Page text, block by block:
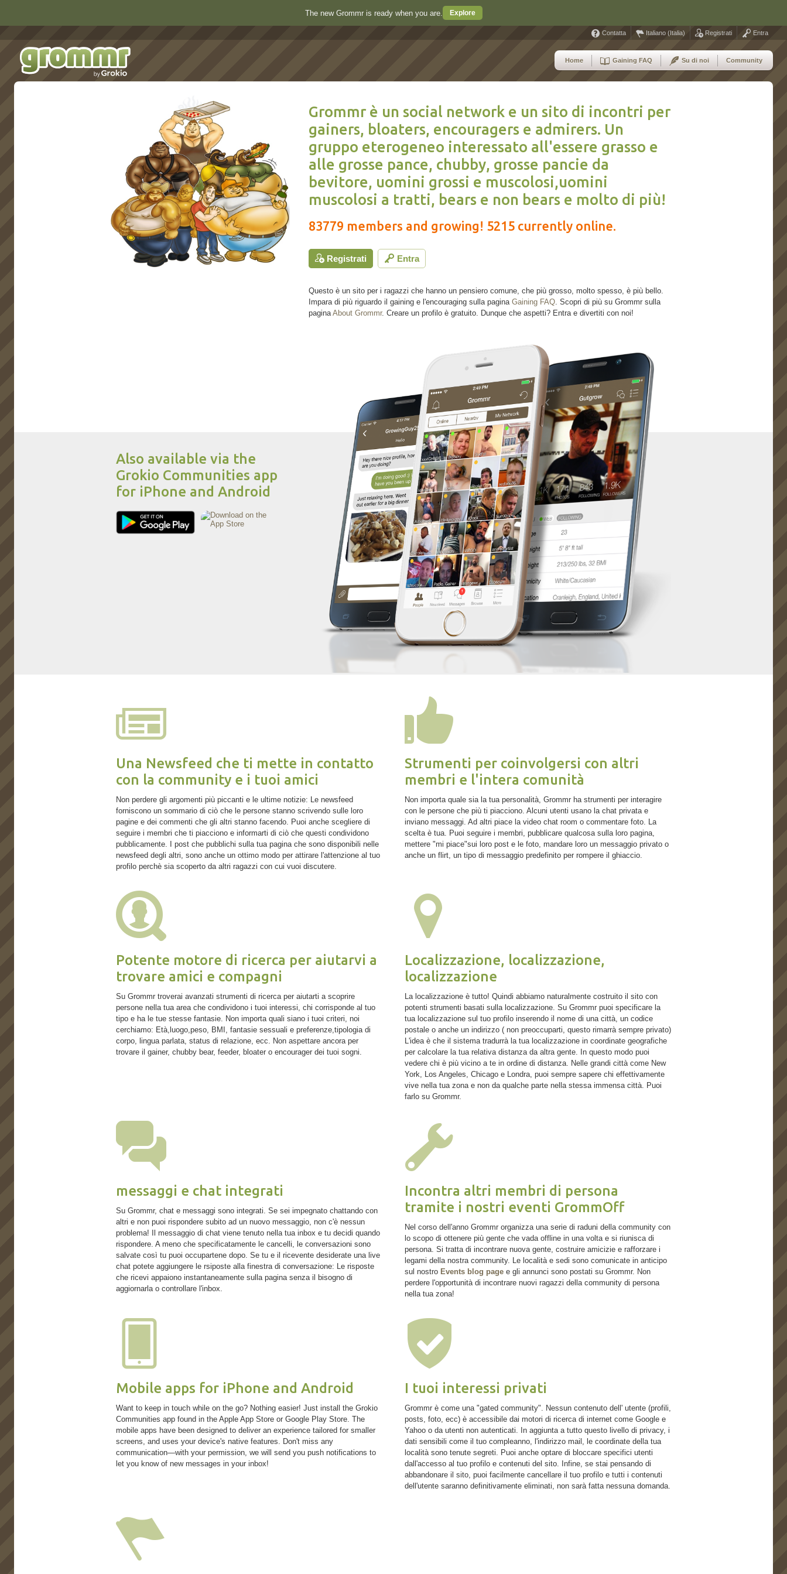
The new Grommr is ready when you are. Explore
Contatta Italiano (Italia) Registrati Entra
Home Gaining FAQ Su di noi Community
Grommr è un social network e un sito di incontri per
gainers, bloaters, encouragers e admirers. Un
gruppo eterogeneo interessato all'essere grasso e
alle grosse pance, chubby, grosse pancie da
bevitore, uomini grossi e muscolosi,uomini
muscolosi a tratti, bears e non bears e molto di più!
83779 members and growing! 5215 currently online.
Registrati Entra
Questo è un sito per i ragazzi che hanno un pensiero comune, che più grosso, molto spesso, è più bello.
Impara di più riguardo il gaining e l'encouraging sulla pagina Gaining FAQ. Scopri di più su Grommr sulla
paginaAbout Grommr. Creare un profilo è gratuito. Dunque che aspetti? Entra e divertiti con noi!
Also available via the
Grokio Communities app
for iPhone and Android
Una Newsfeed che ti mette in contatto
con la community e i tuoi amici
Non perdere gli argomenti più piccanti e le ultime notizie: Le newsfeed
forniscono un sommario di ciò che le persone stanno scrivendo sulle loro
pagine e dei commenti che gli altri stanno facendo. Puoi anche scegliere di
seguire i membri che ti piacciono e informarti di ciò che questi condividono
pubblicamente. I post che pubblichi sulla tua pagina che sono disponibili nelle
newsfeed degli altri, sono anche un ottimo modo per attirare l'attenzione al tuo
profilo perchè sia scoperto da altri ragazzi con cui vuoi discutere.
Strumenti per coinvolgersi con altri
membri e l'intera comunità
Non importa quale sia la tua personalità, Grommr ha strumenti per interagire
con le persone che più ti piacciono. Alcuni utenti usano la chat privata e
inviano messaggi. Ad altri piace la video chat room o commentare foto. La
scelta è tua. Puoi seguire i membri, pubblicare qualcosa sulla loro pagina,
mettere "mi piace"sui loro post e le foto, mandare loro un messaggio privato o
anche un flirt, un tipo di messaggio predefinito per rompere il ghiaccio.
Potente motore di ricerca per aiutarvi a
trovare amici e compagni
Su Grommr troverai avanzati strumenti di ricerca per aiutarti a scoprire
persone nella tua area che condividono i tuoi interessi, chi corrisponde al tuo
tipo e ha le tue stesse fantasie. Non importa quali siano i tuoi criteri, noi
cerchiamo: Età,luogo,peso, BMI, fantasie sessuali e preferenze,tipologia di
corpo, lingua parlata, status di relazione, ecc. Non aspettare ancora per
trovare il gainer, chubby bear, feeder, bloater o encourager dei tuoi sogni.
Localizzazione, localizzazione,
localizzazione
La localizzazione è tutto! Quindi abbiamo naturalmente costruito il sito con
potenti strumenti basati sulla localizzazione. Su Grommr puoi specificare la
tua localizzazione sul tuo profilo inserendo il nome di una città, un codice
postale o anche un indirizzo ( non preoccuparti, questo rimarrà sempre privato)
L'idea è che il sistema tradurrà la tua localizzazione in coordinate geografiche
per calcolare la tua relativa distanza da altra gente. In questo modo puoi
vedere chi è più vicino a te in ordine di distanza. Nelle grandi città come New
York, Los Angeles, Chicago e Londra, puoi sempre sapere chi effettivamente
vive nella tua zona e non da qualche parte nella stessa immensa città. Puoi
farlo su Grommr.
messaggi e chat integrati
Su Grommr, chat e messaggi sono integrati. Se sei impegnato chattando con
altri e non puoi rispondere subito ad un nuovo messaggio, non c'è nessun
problema! Il messaggio di chat viene tenuto nella tua inbox e tu decidi quando
rispondere. A meno che specificatamente le cancelli, le conversazioni sono
salvate così tu puoi occupartene dopo. Se tu e il ricevente desiderate una live
chat potete aggiungere le rsiposte alla finestra di conversazione: Le risposte
che ricevi appaiono instantaneamente sulla pagina senza il bisogno di
aggiornarla o controllare l'inbox.
Incontra altri membri di persona
tramite i nostri eventi GrommOff
Nel corso dell'anno Grommr organizza una serie di raduni della community con
lo scopo di ottenere più gente che vada offline in una volta e si riunisca di
persona. Si tratta di incontrare nuova gente, costruire amicizie e rafforzare i
legami della nostra community. Le località e sedi sono comunicate in anticipo
sul nostro Events blog pagee gli annunci sono postati su Grommr. Non
perdere l'opportunità di incontrare nuovi ragazzi della community di persona
nella tua zona!
Mobile apps for iPhone and Android
Want to keep in touch while on the go? Nothing easier! Just install the Grokio
Communities app found in the Apple App Store or Google Play Store. The
mobile apps have been designed to deliver an experience tailored for smaller
screens, and uses your device's native features. Don't miss any
communication—with your permission, we will send you push notifications to
let you know of new messages in your inbox!
I tuoi interessi privati
Grommr è come una "gated community". Nessun contenuto dell' utente (profili,
posts, foto, ecc) è accessibile dai motori di ricerca di internet come Google e
Yahoo o da utenti non autenticati. In aggiunta a tutto questo livello di privacy, i
dati sensibili come il tuo compleanno, l'indirizzo mail, le coordinate della tua
località sono tenute segreti. Puoi anche optare di bloccare specifici utenti
dall'accesso al tuo profilo e contenuti del sito. Infine, se stai pensando di
abbandonare il sito, puoi facilmente cancellare il tuo profilo e tutti i contenuti
dell'utente saranno definitivamente eliminati, non sarà fatta nessuna domanda.